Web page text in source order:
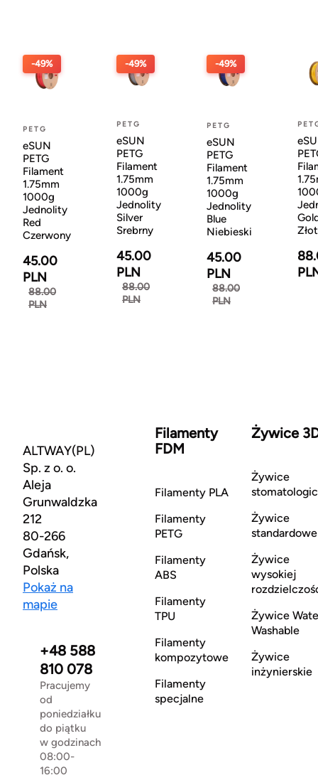
-49%
PETG
eSUN
PETG
Filament
1.75mm
1000g
Jednolity
Red
Czerwony
45.00
PLN
88.00
PLN
-49%
PETG
eSUN
PETG
Filament
1.75mm
1000g
Jednolity
Silver
Srebrny
45.00
PLN
88.00
PLN
-49%
PETG
eSUN
PETG
Filament
1.75mm
1000g
Jednolity
Blue
Niebieski
45.00
PLN
88.00
PLN
ALTWAY(PL)
Sp. z o. o.
Aleja
Grunwaldzka
212
80-266
Gdańsk,
Polska
Pokaż na
mapie
+48 588
810 078
Pracujemy
od
poniedziałku
do piątku
w godzinach
08:00-
16:00
Filamenty
FDM
Filamenty PLA
Filamenty
PETG
Filamenty
ABS
Filamenty
TPU
Filamenty
kompozytowe
Filamenty
specjalne
Żywice
Żywice
Żywice
standardowe
Żywice
wysokiej
Żywice
Washable
Żywice
inżynierskie